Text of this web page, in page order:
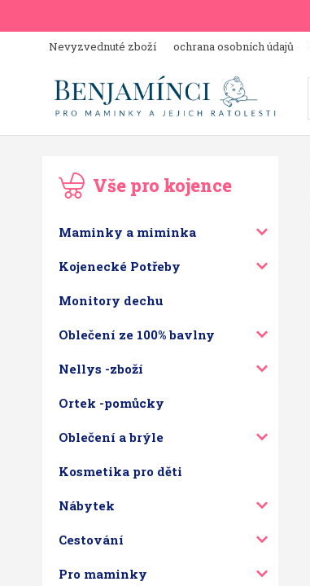
Nevyzvednuté zboží ochrana osobních údajů
Vše pro kojence
Maminky a miminka
Kojenecké Potřeby
Monitory dechu
Oblečení ze 100% bavlny
Nellys -zboží
Ortek -pomůcky
Oblečení a brýle
Kosmetika pro děti
Nábytek
Cestování
Pro maminky